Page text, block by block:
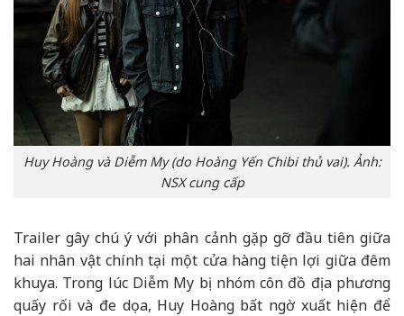
Huy Hoàng và Diễm My (do Hoàng Yến Chibi thủ vai). Ảnh:
NSX cung cấp
Trailer gây chú ý với phân cảnh gặp gỡ đầu tiên giữa
hai nhân vật chính tại một cửa hàng tiện lợi giữa đêm
khuya. Trong lúc Diễm My bị nhóm côn đồ địa phương
quấy rối và đe dọa, Huy Hoàng bất ngờ xuất hiện để